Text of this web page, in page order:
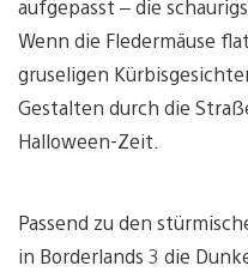
aufgepasst – die
Wenn die Fledermäuse
gruseligen
Gestalten durch die
Halloween-Zeit.
Passend zu den
in Borderlands 3 die